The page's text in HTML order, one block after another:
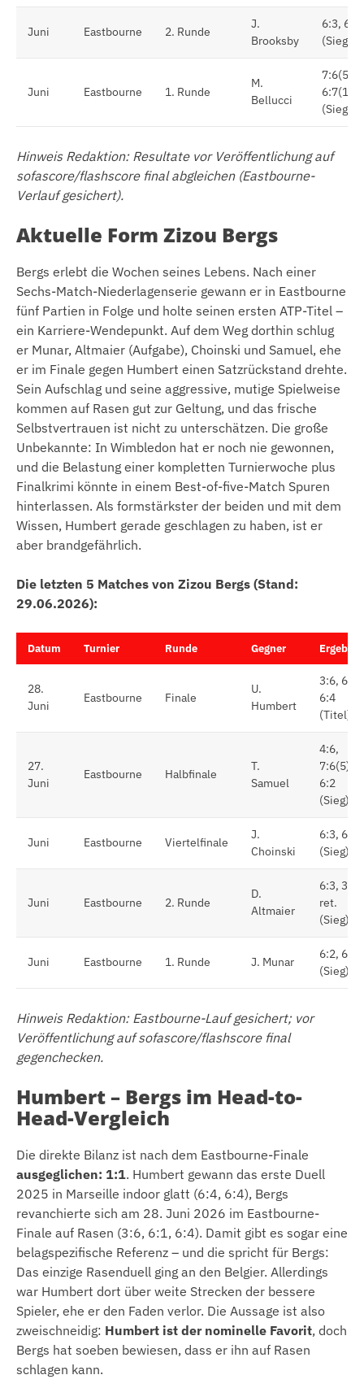
Juni Eastbourne 2. Runde
J.
Brooksby
6:3, 6:2
(Sieg)
Juni Eastbourne 1. Runde
M.
Bellucci
7:6(5),
6:7(1),
(Sieg)
Hinweis Redaktion: Resultate vor Veröffentlichung auf
sofascore/flashscore final abgleichen (Eastbourne-
Verlauf gesichert).
Aktuelle Form Zizou Bergs
Bergs erlebt die Wochen seines Lebens. Nach einer
Sechs-Match-Niederlagenserie gewann er in Eastbourne
fünf Partien in Folge und holte seinen ersten ATP-Titel –
ein Karriere-Wendepunkt. Auf dem Weg dorthin schlug
er Munar, Altmaier (Aufgabe), Choinski und Samuel, ehe
er im Finale gegen Humbert einen Satzrückstand drehte.
Sein Aufschlag und seine aggressive, mutige Spielweise
kommen auf Rasen gut zur Geltung, und das frische
Selbstvertrauen ist nicht zu unterschätzen. Die große
Unbekannte: In Wimbledon hat er noch nie gewonnen,
und die Belastung einer kompletten Turnierwoche plus
Finalkrimi könnte in einem Best-of-five-Match Spuren
hinterlassen. Als formstärkster der beiden und mit dem
Wissen, Humbert gerade geschlagen zu haben, ist er
aber brandgefährlich.
Die letzten 5 Matches von Zizou Bergs (Stand:
29.06.2026):
Datum Turnier Runde Gegner Ergebnis
28.
Juni
Eastbourne Finale
U.
Humbert
3:6, 6:1,
6:4
(Titel)
27.
Juni
Eastbourne Halbfinale
T.
Samuel
4:6,
7:6(5),
6:2
(Sieg)
Juni Eastbourne Viertelfinale
J.
Choinski
6:3, 6:3
(Sieg)
Juni Eastbourne 2. Runde
D.
Altmaier
6:3, 3:2
ret.
(Sieg)
Juni Eastbourne 1. Runde J. Munar
6:2, 6:4
(Sieg)
Hinweis Redaktion: Eastbourne-Lauf gesichert; vor
Veröffentlichung auf sofascore/flashscore final
gegenchecken.
Humbert – Bergs im Head-to-
Head-Vergleich
Die direkte Bilanz ist nach dem Eastbourne-Finale
ausgeglichen: 1:1. Humbert gewann das erste Duell
2025 in Marseille indoor glatt (6:4, 6:4), Bergs
revanchierte sich am 28. Juni 2026 im Eastbourne-
Finale auf Rasen (3:6, 6:1, 6:4). Damit gibt es sogar eine
belagspezifische Referenz – und die spricht für Bergs:
Das einzige Rasenduell ging an den Belgier. Allerdings
war Humbert dort über weite Strecken der bessere
Spieler, ehe er den Faden verlor. Die Aussage ist also
zweischneidig: Humbert ist der nominelle Favorit, doch
Bergs hat soeben bewiesen, dass er ihn auf Rasen
schlagen kann.